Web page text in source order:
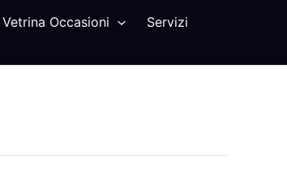
Vetrina Occasioni
Servizi